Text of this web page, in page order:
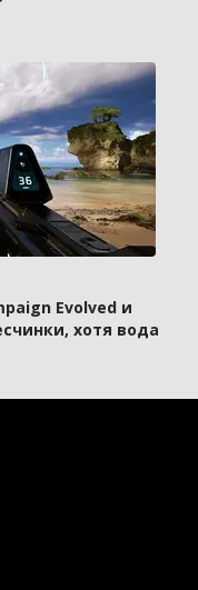
Evolved и
хотя вода